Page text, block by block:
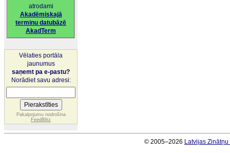
atrodami
Akadēmiskajā
terminu datubāzē
AkadTerm
Vēlaties portāla
jaunumus
saņemt pa e-pastu?
Norādiet savu adresi:
Pakalpojumu nodrošina
FeedBlitz
© 2005–2026 Latvijas